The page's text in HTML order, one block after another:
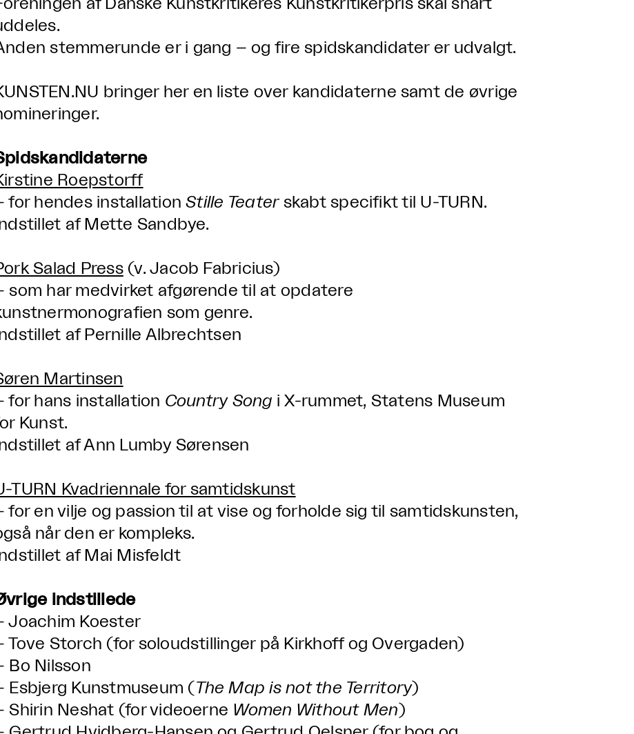
af Danske Kunstkritikeres Kunstkritikerpris skal snart
stemmerunde er i gang – og fire spidskandidater er udvalgt.
bringer her en liste over kandidaterne samt de øvrige
Roepstorff
for hendes installationStille Teaterskabt specifikt til U-TURN.
af Mette Sandbye.
Salad Press(v. Jacob Fabricius)
som har medvirket afgørende til at opdatere
som genre.
af Pernille Albrechtsen
Martinsen
for hans installation Country Song i X-rummet, Statens Museum
Kunst.
af Ann Lumby Sørensen
TURN Kvadriennale for samtidskunst
for en vilje og passion til at vise og forholde sig til samtidskunsten,
når den er kompleks.
af Mai Misfeldt
indstillede
Joachim Koester
Tove Storch (for soloudstillinger på Kirkhoff og Overgaden)
Bo Nilsson
Esbjerg Kunstmuseum ( The Map is not the Territory)
Shirin Neshat (for videoerne Women Without Men )